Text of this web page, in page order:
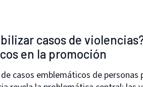
casos de
en la promoción
casos emblemáticos de